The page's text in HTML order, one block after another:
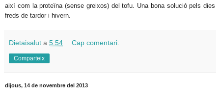
així com la proteïna (sense greixos) del tofu. Una bona solució pels dies
freds de tardor i hivern.
Dietaisalut a 5:54 Cap comentari:
Comparteix
dijous, 14 de novembre del 2013